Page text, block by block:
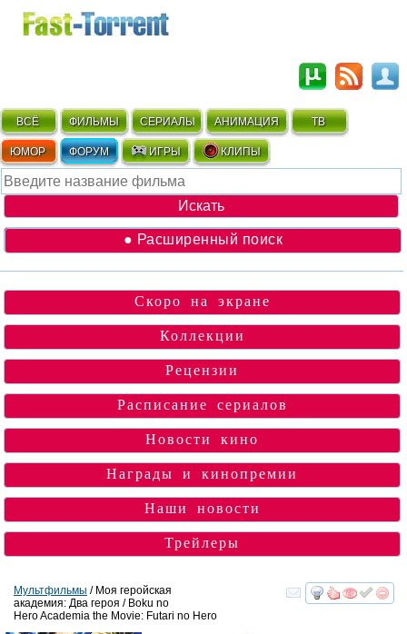
ВСЁ ФИЛЬМЫ СЕРИАЛЫ АНИМАЦИЯ ТВ
ЮМОР ФОРУМ ИГРЫ КЛИПЫ
● Расширенный поиск
Скоро на экране
Коллекции
Рецензии
Расписание сериалов
Новости кино
Награды и кинопремии
Наши новости
Трейлеры
смотреть
Мультфильмы / Моя геройская
академия: Два героя / Boku no
Hero Academia the Movie: Futari no Hero